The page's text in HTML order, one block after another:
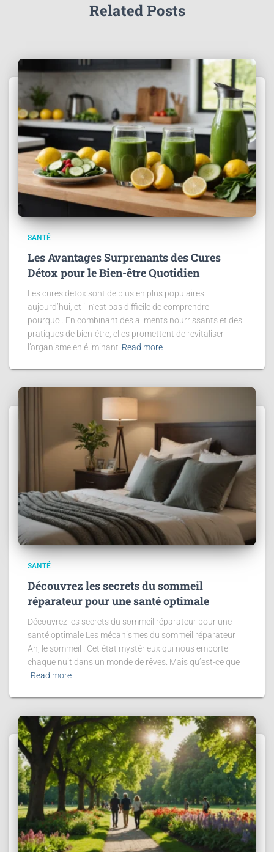
Related Posts
SANTÉ
Les Avantages Surprenants des Cures
Détox pour le Bien-être Quotidien
Les cures detox sont de plus en plus populaires
aujourd’hui, et il n’est pas difficile de comprendre
pourquoi. En combinant des aliments nourrissants et des
pratiques de bien-être, elles promettent de revitaliser
l’organisme en éliminant Read more
SANTÉ
Découvrez les secrets du sommeil
réparateur pour une santé optimale
Découvrez les secrets du sommeil réparateur pour une
santé optimale Les mécanismes du sommeil réparateur
Ah, le sommeil ! Cet état mystérieux qui nous emporte
chaque nuit dans un monde de rêves. Mais qu’est-ce que
Read more